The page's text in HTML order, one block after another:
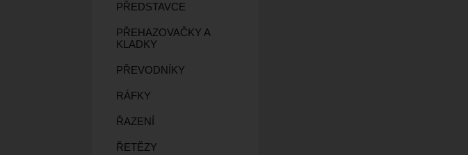
PŘEDSTAVCE
PŘEHAZOVAČKY A
KLADKY
PŘEVODNÍKY
RÁFKY
ŘAZENÍ
ŘETĚZY